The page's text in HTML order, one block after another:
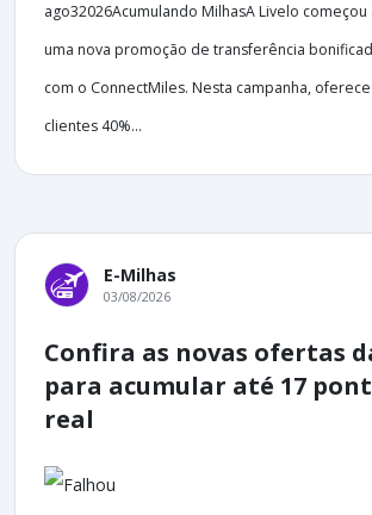
ago32026Acumulando MilhasA Livelo começou
uma nova promoção de transferência
com o ConnectMiles. Nesta campanha,
clientes 40%...
E-Milhas
03/08/2026
Confira as novas ofertas
para acumular até 17
real